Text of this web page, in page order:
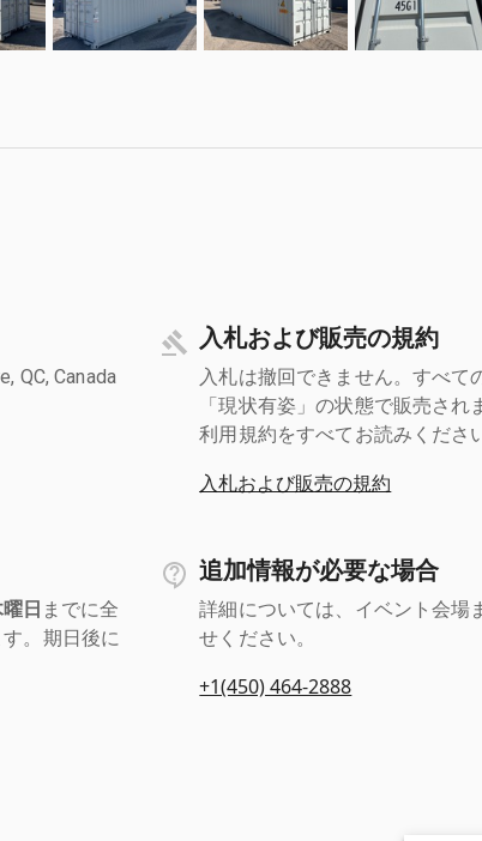
QC, Canada
入札および販売の規約
入札は撤回できません。すべて
「現状有姿」の状態で販売され
利用規約をすべてお読みくださ
入札および販売の規約
日 までに全
。期日後に
追加情報が必要な場合
詳細については、イベント会場
せください。
+1(450) 464-2888